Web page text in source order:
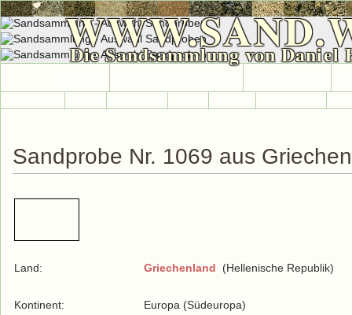
Die Sandsammlung von Daniel
Sandprobe Nr. 1069 aus
Land: Griechenland (Hellenische Republik)
Kontinent:
Europa (Südeuropa)